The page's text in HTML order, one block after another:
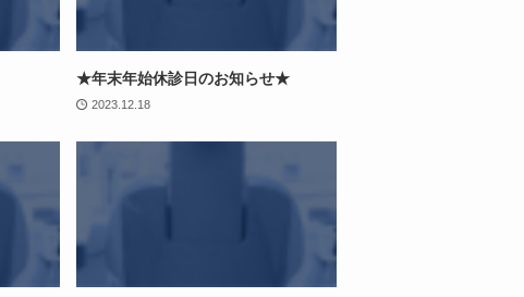
★年末年始休診日のお知らせ★
2023.12.18